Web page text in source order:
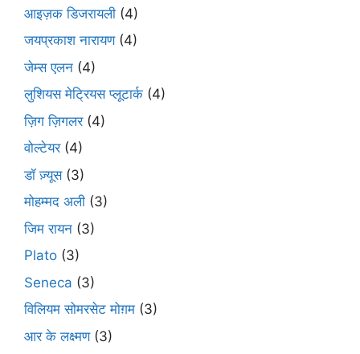
आइज़क डिजरायली (4)
जयप्रकाश नारायण(4)
जेम्स एलन (4)
लुशियस मेट्रियस प्लूटार्क (4)
ज़िग ज़िगलर(4)
वोल्टेयर(4)
डॉ ज़्यूस(3)
मोहम्मद अली (3)
जिम रायन (3)
Plato (3)
Seneca (3)
विलियम सोमरसेट मोग़म (3)
आर के लक्ष्मण(3)